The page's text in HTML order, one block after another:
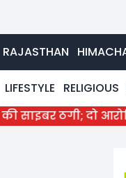
RAJASTHAN
LIFESTYLE RELIGIOUS
दो आरोपित